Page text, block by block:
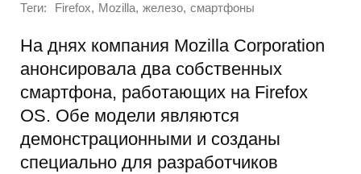
Теги: Firefox, Mozilla, железо, смартфоны
На днях компания Mozilla Corporation
анонсировала два собственных
смартфона, работающих на Firefox
OS. Обе модели являются
демонстрационными и созданы
специально для разработчиков